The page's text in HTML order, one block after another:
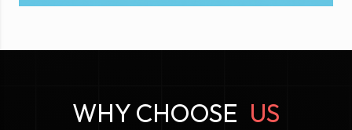
WHY CHOOSE US